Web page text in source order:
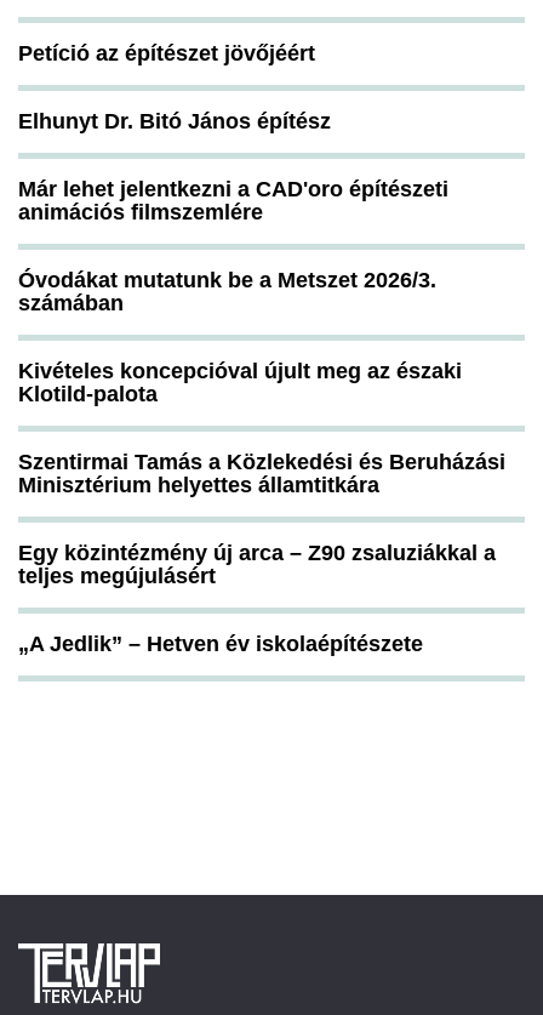
Petíció az építészet jövőjéért
Elhunyt Dr. Bitó János építész
Már lehet jelentkezni a CAD'oro építészeti
animációs filmszemlére
Óvodákat mutatunk be a Metszet 2026/3.
számában
Kivételes koncepcióval újult meg az északi
Klotild-palota
Szentirmai Tamás a Közlekedési és Beruházási
Minisztérium helyettes államtitkára
Egy közintézmény új arca – Z90 zsaluziákkal a
teljes megújulásért
„A Jedlik” – Hetven év iskolaépítészete